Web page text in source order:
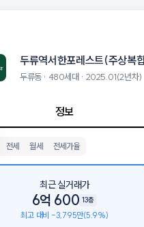
두류역서한포레스
한포레스트(주상복합)는 두류
으로는 대구신흥초등학교, 달성
층, 용적률 672%, 건폐율 56%
설로는 토리숲어린이집 (33m),
두류역서한포레스트(주상복
두류동 · 480세대 · 2025.01(2년차)
정보
전세 월세 전세가율
최근 실거래가
6억 600 13층
최고 대비 -3,795만(5.9%)